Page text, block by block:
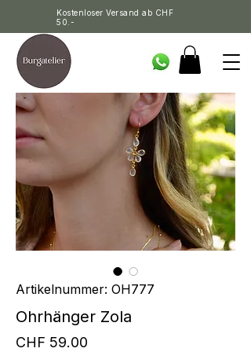
Kostenloser Versand ab CHF
50.-
Artikelnummer: OH777
Ohrhänger Zola
CHF 59.00